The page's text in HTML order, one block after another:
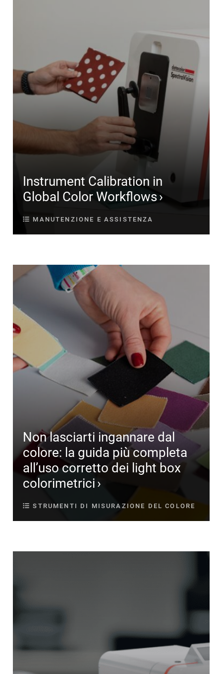
Instrument Calibration in
Global Color Workflows
MANUTENZIONE E ASSISTENZA
Non lasciarti ingannare dal
colore: la guida più completa
all’uso corretto dei light box
colorimetrici
STRUMENTI DI MISURAZIONE DEL COLORE